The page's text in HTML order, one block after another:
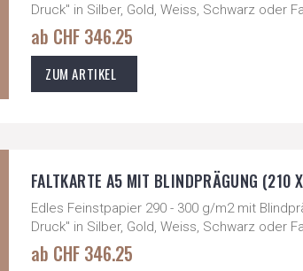
Druck" in Silber, Gold, Weiss, Schwarz oder
ab CHF 346.25
ZUM ARTIKEL
FALTKARTE A5 MIT BLINDPRÄGUNG (210
Edles Feinstpapier 290 - 300 g/m2 mit
Druck" in Silber, Gold, Weiss, Schwarz oder
ab CHF 346.25